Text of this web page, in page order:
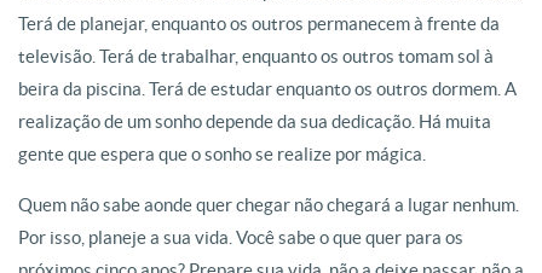
Terá de planejar, enquanto os outros permanecem à frente da
televisão. Terá de trabalhar, enquanto os outros tomam sol à
beira da piscina. Terá de estudar enquanto os outros dormem. A
realização de um sonho depende da sua dedicação. Há muita
gente que espera que o sonho se realize por mágica.
Quem não sabe aonde quer chegar não chegará a lugar nenhum.
Por isso, planeje a sua vida. Você sabe o que quer para os